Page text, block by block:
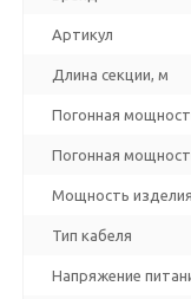
Артикул
Длина секции, м
Погонная
Погонная
Мощность
Тип кабеля
Напряжение